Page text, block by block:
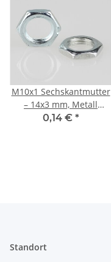
M10x1 Sechskantmutter
– 14x3 mm, Metall
verzinkt
0,14 € *
Standort